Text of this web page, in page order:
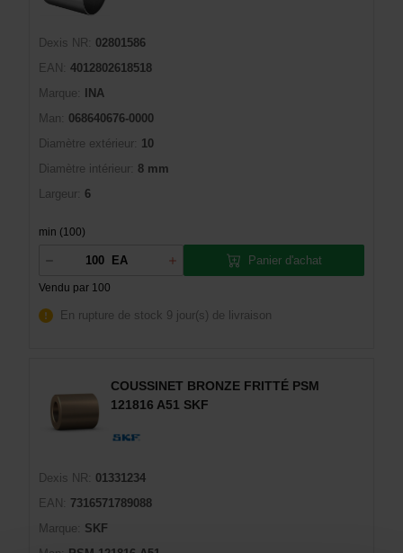
Dexis NR:
02801586
EAN:
4012802618518
Marque:
INA
Man:
068640676-0000
Diamètre extérieur: 10
Diamètre intérieur: 8 mm
Largeur: 6
min (100)
EA
Vendu par 100
Panier d'achat
En rupture de stock 9 jour(s) de livraison
COUSSINET BRONZE FRITTÉ PSM
121816 A51 SKF
Dexis NR:
01331234
EAN:
7316571789088
Marque: SKF